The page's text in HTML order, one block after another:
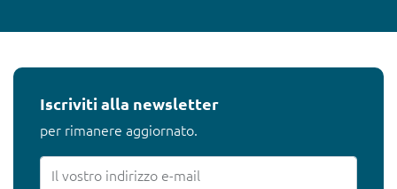
Iscriviti alla newsletter
per rimanere aggiornato.